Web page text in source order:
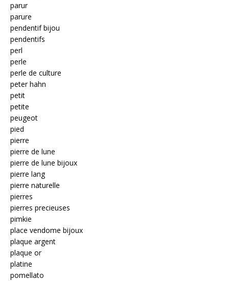
parur
parure
pendentif bijou
pendentifs
perl
perle
perle de culture
peter hahn
petit
petite
peugeot
pied
pierre
pierre de lune
pierre de lune bijoux
pierre lang
pierre naturelle
pierres
pierres precieuses
pimkie
place vendome bijoux
plaque argent
plaque or
platine
pomellato